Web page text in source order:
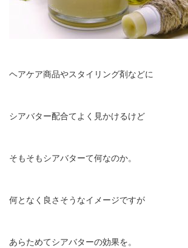
ヘアケア商品やスタイリング剤などに
シアバター配合てよく見かけるけど
そもそもシアバターて何なのか。
何となく良さそうなイメージですが
あらためてシアバターの効果を。